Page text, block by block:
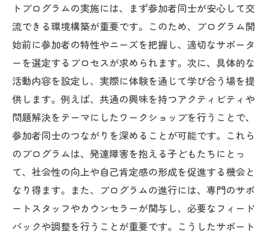
トプログラムの実施には、まず参加者同士が安心して交
流できる環境構築が重要です。このため、プログラム開
始前に参加者の特性やニーズを把握し、適切なサポータ
ーを選定するプロセスが求められます。次に、具体的な
活動内容を設定し、実際に体験を通じて学び合う場を提
供します。例えば、共通の興味を持つアクティビティや
問題解決をテーマにしたワークショップを行うことで、
参加者同士のつながりを深めることが可能です。これら
のプログラムは、発達障害を抱える子どもたちにとっ
て、社会性の向上や自己肯定感の形成を促進する機会と
なり得ます。また、プログラムの進行には、専門のサポ
ートスタッフやカウンセラーが関与し、必要なフィード
バックや調整を行うことが重要です。こうしたサポート